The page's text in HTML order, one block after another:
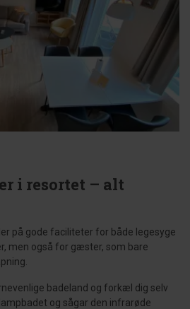
i resortet – alt
på gode faciliteter for både legesyge
men også for gæster, som bare
badeland og forkæl dig selv
og sågar den infrarøde